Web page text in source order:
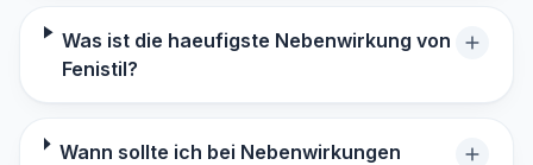
Was ist die haeufigste Nebenwirkung von
Fenistil?
Wann sollte ich bei Nebenwirkungen